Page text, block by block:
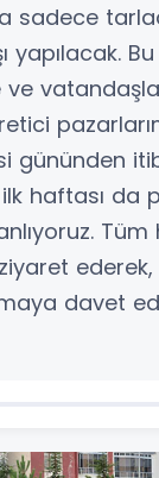
sadece
yapılacak. Bu
gününden
ilk haftası da
ziyaret
davet